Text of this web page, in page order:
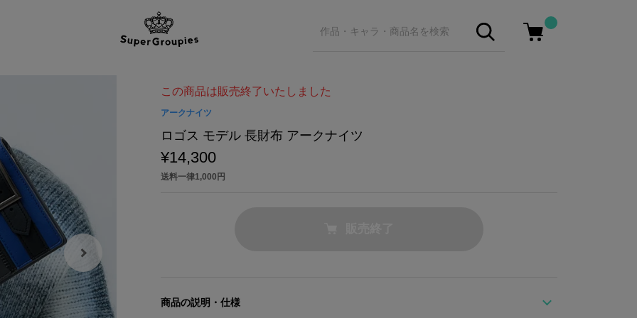
この商品は販売終了いたしました
アークナイツ
ロゴス モデル 長財布 アークナイツ
¥14,300
送料一律1,000円
商品の説明・仕様